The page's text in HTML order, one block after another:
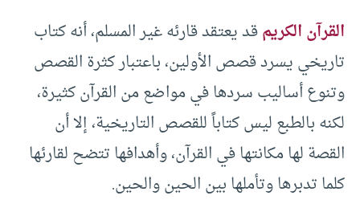
القرآن الكريمقد يعتقد قارئه غير المسلم، أنه كتاب
تاريخي يسرد قصص الأولين، باعتبار كثرة القصص
وتنوع أساليب سردها في مواضع من القرآن كثيرة،
لكنه بالطبع ليس كتاباً للقصص التاريخية، إلا أن
القصة لها مكانتها في القرآن، وأهدافها تتضح لقارئها
كلما تدبرها وتأملها بين الحين والحين.